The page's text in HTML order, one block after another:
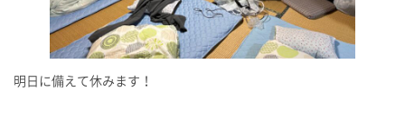
明日に備えて休みます！